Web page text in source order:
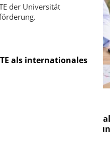
der Universität
als internationales
Von digitaler